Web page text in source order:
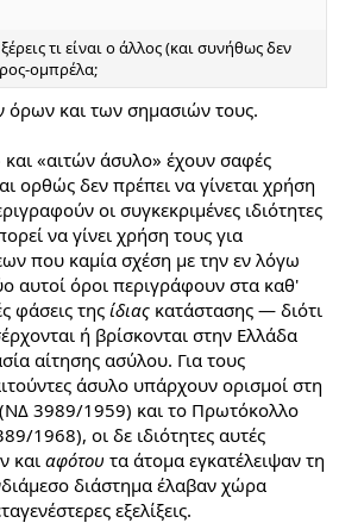
τι είναι ο άλλος (και συνήθως δεν
ομπρέλα;
όρων και των σημασιών τους.
«αιτών άσυλο» έχουν σαφές
ορθώς δεν πρέπει να γίνεται χρήση
οι συγκεκριμένες ιδιότητες
να γίνει χρήση τους για
που καμία σχέση με την εν λόγω
αυτοί όροι περιγράφουν στα καθ'
φάσεις της ίδιας κατάστασης — διότι
ή βρίσκονται στην Ελλάδα
αίτησης ασύλου. Για τους
άσυλο υπάρχουν ορισμοί στη
3989/1959) και το Πρωτόκολλο
1968), οι δε ιδιότητες αυτές
και αφότου τα άτομα εγκατέλειψαν τη
διάστημα έλαβαν χώρα
εξελίξεις.